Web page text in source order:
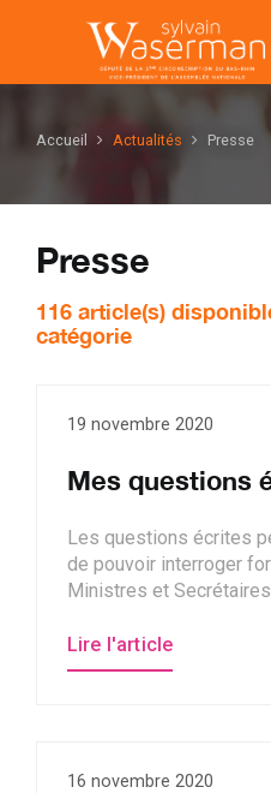
Accueil Actualités Presse
Presse
116 article(s)
catégorie
19 novembre 2020
Mes questions
Les questions écrites
de pouvoir interroger
Ministres et Secrétaires
Lire l'article
16 novembre 2020